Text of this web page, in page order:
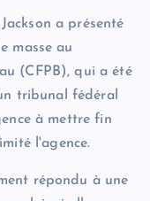
a présenté
masse au
(CFPB), qui a été
tribunal fédéral
à mettre fin
l'agence.
répondu à une